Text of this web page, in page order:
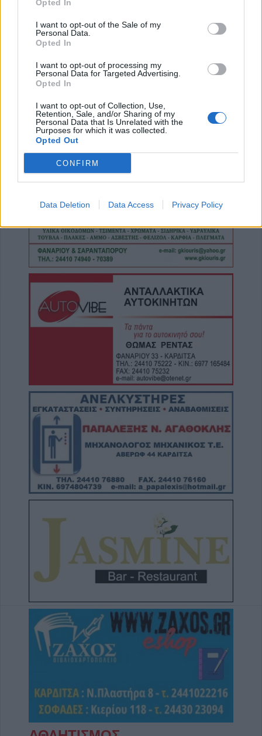
Opted In
I want to opt-out of the Sale of my
Personal Data.
Opted In
I want to opt-out of processing my
Personal Data for Targeted Advertising.
Opted In
I want to opt-out of Collection, Use,
Retention, Sale, and/or Sharing of my
Personal Data that Is Unrelated with the
Purposes for which it was collected.
Opted Out
CONFIRM
Data Deletion Data Access Privacy Policy
Με την πλάτη στον τοίχο ο ΠΑΟΚ - Ήττα
εντός (0-1) από την Άντερλεχτ
Πλήρως επισκέψιμοι δύο αρχαιολογικοί
χώροι στο ν. Καρδίτσας, δυνατότητα
επίσκεψης και σε άλλους τέσσερις
6 Αυγούστου 2026, 22:48
Σύγκρουση δύο τραμ στη Γερμανία – Πάνω
από 20 τραυματίες
6 Αυγούστου 2026, 21:11
Συρία: Δύο νεκροί και 13 τραυματίες από
έκρηξη βόμβας σε λεωφορείο
Έκτακτος ψεκασμός και μέτρα προστασίας
για τον Ιό του Δυτικού Νείλου στην Δ.Κ.
Κυψέλης
6 Αυγούστου 2026, 19:35
Χαλκίδα: Γυναίκα έπεσε από την Υψηλή
Γέφυρα και σώθηκε στα νερά του Ευβοϊκού
6 Αυγούστου 2026, 19:32
Καλαμπάκα: Πυροσβέστες απεγκλώβισαν
ηλικιωμένο μετά από πτώση στη Νέα Ζωή
Τροχαίο στην Αγιά: Μοτοσικλέτα
συγκρούστηκε με νταλίκα – Στο νοσοκομείο
ο οδηγός
6 Αυγούστου 2026, 19:15
Άνω Λιόσια: Συνελήφθησαν δύο άνδρες για
τον θάνατο 72χρονου που βρέθηκε σε
αυτοκίνητο
6 Αυγούστου 2026, 17:50
Αθανάσιου Ταξιάρχη
6 Αυγούστου 2026, 17:46
Πυρκαγιά σε γεωργική έκταση στην Κρήνη
Φαρσάλων – Τέθηκε υπό μερικό έλεγχο το
βράδυ της Πέμπτης (+Βίντεο)
Δημόσιες Σ.Α.Ε.Κ.: 860 τμήματα και 95
ειδικότητες για το 2026-2027
6 Αυγούστου 2026, 17:21
Την Παρασκευή (7/8) η δεύτερη καταβολή
6 Αυγούστου 2026, 16:31
Νεκρός 75χρονος σε αγροτική περιοχή του
Δομενίκου – Πιθανό παθολογικό αίτιο